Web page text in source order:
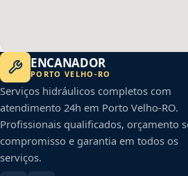
ENCANADOR
PORTO VELHO -RO
Serviços hidráulicos completos com
atendimento 24h em Porto Velho-RO.
Profissionais qualificados, orçamento
compromisso e garantia em todos os
serviços.